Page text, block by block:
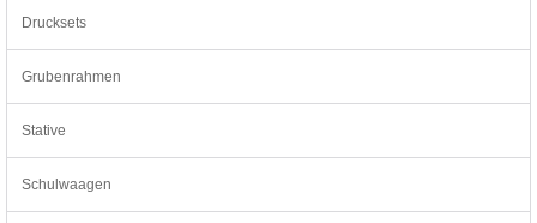
Drucksets
Grubenrahmen
Stative
Schulwaagen